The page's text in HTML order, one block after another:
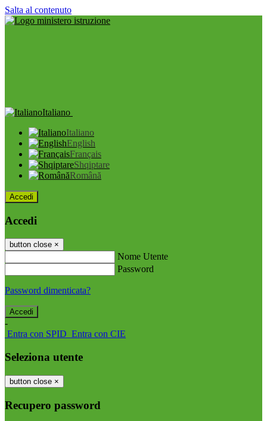
Salta al contenuto
Italiano
Italiano
English
Français
Shqiptare
Română
Accedi
Accedi
button close ×
Nome Utente
Password
Password dimenticata?
-
Entra con SPID Entra con CIE
Seleziona utente
button close ×
Recupero password